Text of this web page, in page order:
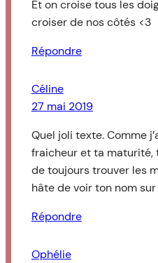
Et on croise tous les
croiser de nos côtés <3
Répondre
Céline
27 mai 2019
Quel joli texte. Comme
fraicheur et ta maturité,
de toujours trouver les
hâte de voir ton nom
Répondre
Ophélie